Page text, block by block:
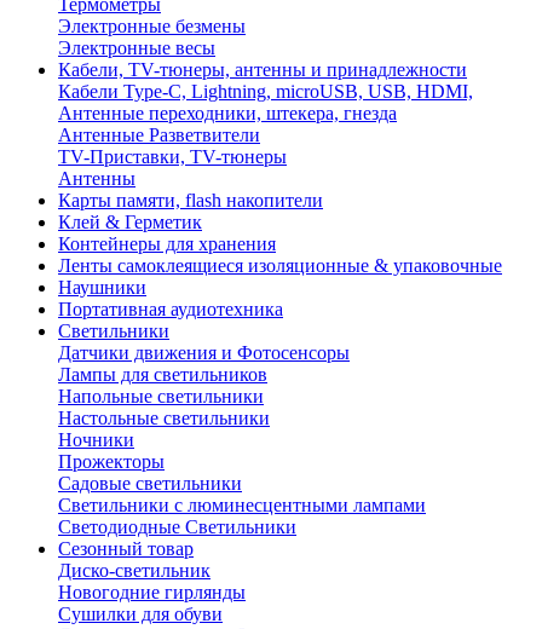
Термометры
Электронные безмены
Электронные весы
Кабели, TV-тюнеры, антенны и принадлежности
Кабели Type-C, Lightning, microUSB, USB, HDMI,
Антенные переходники, штекера, гнезда
Антенные Разветвители
TV-Приставки, TV-тюнеры
Антенны
Карты памяти, flash накопители
Клей & Герметик
Контейнеры для хранения
Ленты самоклеящиеся изоляционные & упаковочные
Наушники
Портативная аудиотехника
Светильники
Датчики движения и Фотосенсоры
Лампы для светильников
Напольные светильники
Настольные светильники
Ночники
Прожекторы
Садовые светильники
Светильники с люминесцентными лампами
Светодиодные Светильники
Сезонный товар
Диско-светильник
Новогодние гирлянды
Сушилки для обуви